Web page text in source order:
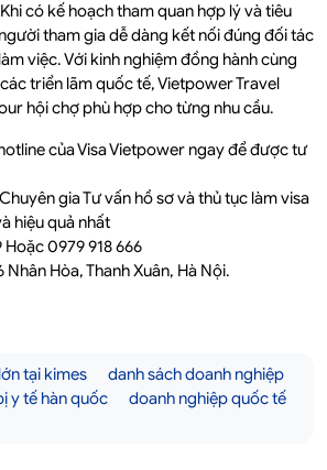
có kế hoạch tham quan hợp lý và tiêu
tham gia dễ dàng kết nối đúng đối tác
việc. Với kinh nghiệm đồng hành cùng
triển lãm quốc tế, Vietpower Travel
hội chợ phù hợp cho từng nhu cầu.
của Visa Vietpower ngay để được tư
gia Tư vấn hồ sơ và thủ tục làm visa
hiệu quả nhất
0979 918 666
Nhân Hòa, Thanh Xuân, Hà Nội.
tại kimes
danh sách doanh nghiệp
y tế hàn quốc
doanh nghiệp quốc tế